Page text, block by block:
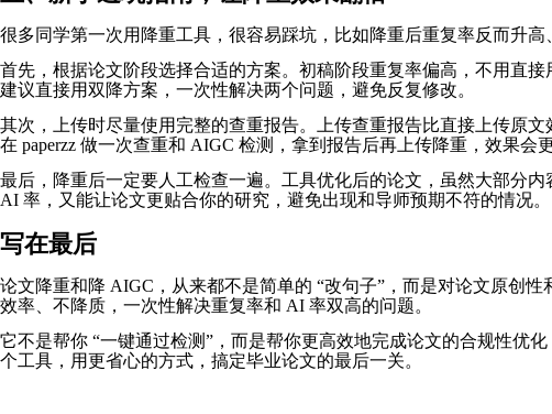
很多同学第一次用降重工具，很容易踩坑，比如降重后重复率反而升
首先，根据论文阶段选择合适的方案。初稿阶段重复率偏高，不用直
建议直接用双降方案，一次性解决两个问题，避免反复修改。
其次，上传时尽量使用完整的查重报告。上传查重报告比直接上传原
在 paperzz 做一次查重和 AIGC 检测，拿到报告后再上传降重，效果会更
最后，降重后一定要人工检查一遍。工具优化后的论文，虽然大部分
AI 率，又能让论文更贴合你的研究，避免出现和导师预期不符的情况。
写在最后
论文降重和降 AIGC，从来都不是简单的 “改句子”，而是对论文原创
效率、不降质，一次性解决重复率和 AI 率双高的问题。
它不是帮你 “一键通过检测”，而是帮你更高效地完成论文的合规性优
个工具，用更省心的方式，搞定毕业论文的最后一关。